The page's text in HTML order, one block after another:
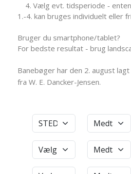
Vælg evt. tidsperiode -
1.-4. kan bruges individuelt eller
Bruger du smartphone/tablet?
For bedste resultat - brug
Banebøger har den 2. august
fra W. E. Dancker-Jensen.